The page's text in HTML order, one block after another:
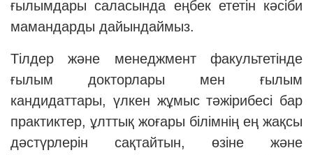
ғылымдары саласында еңбек ететін кәсіби
мамандарды дайындаймыз.
Тілдер және менеджмент факультетінде
ғылым докторлары мен ғылым
кандидаттары, үлкен жұмыс тәжірибесі бар
практиктер, ұлттық жоғары білімнің ең жақсы
дәстүрлерін сақтайтын, өзіне және